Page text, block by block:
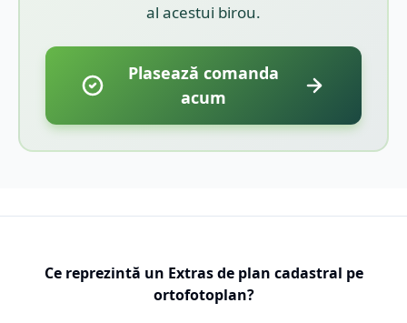
al acestui birou.
Plasează comanda
acum
Ce reprezintă un Extras de plan cadastral pe
ortofotoplan?